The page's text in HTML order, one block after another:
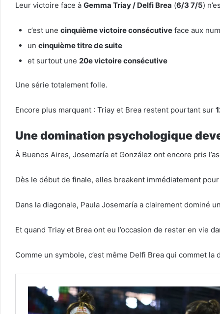
Leur victoire face à Gemma Triay / Delfi Brea (6/3 7/5)
c’est une cinquième victoire consécutive face aux
un cinquième titre de suite
et surtout une 20e victoire consécutive
Une série totalement folle.
Encore plus marquant : Triay et Brea restent pourtant sur
Une domination psychologique
À Buenos Aires, Josemaría et González ont encore pris
Dès le début de finale, elles breakent immédiatement
Dans la diagonale, Paula Josemaría a clairement dominé
Et quand Triay et Brea ont eu l’occasion de rester en vie
Comme un symbole, c’est même Delfi Brea qui commet